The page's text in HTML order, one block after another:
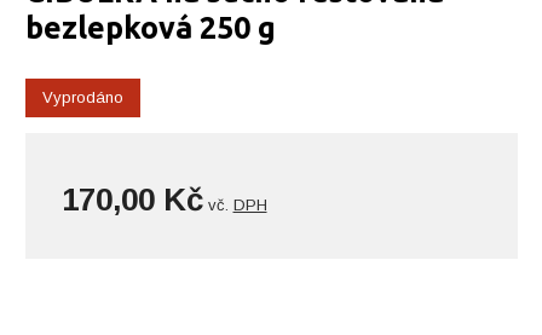
bezlepková 250 g
Vyprodáno
170,00 Kčvč. DPH